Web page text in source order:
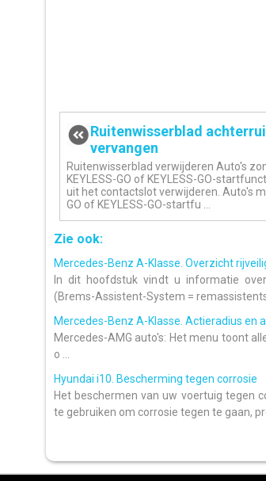
Ruitenwisserblad
vervangen
Ruitenwisserblad verwijderen Auto's
KEYLESS-GO of KEYLESS-GO-
uit het contactslot verwijderen. Auto's
GO of KEYLESS-GO-startfu ...
Zie ook:
Mercedes-Benz A-Klasse. Overzicht
In dit hoofdstuk vindt u informatie
(Brems-Assistent-System =
Mercedes-Benz A-Klasse. Actieradius
Mercedes-AMG auto's: Het menu toont
o ...
Hyundai i10. Bescherming tegen corrosie
Het beschermen van uw voertuig tegen
te gebruiken om corrosie tegen te gaan,